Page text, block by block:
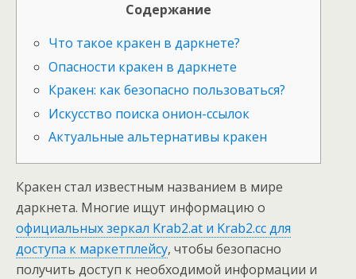
Содержание
Что такое кракен в даркнете?
Опасности кракен в даркнете
Кракен: как безопасно пользоваться?
Искусство поиска онион-ссылок
Актуальные альтернативы кракен
Кракен стал известным названием в мире
даркнета. Многие ищут информацию о
официальных зеркал Krab2.at и Krab2.cc для
доступа к маркетплейсу, чтобы безопасно
получить доступ к необходимой информации и